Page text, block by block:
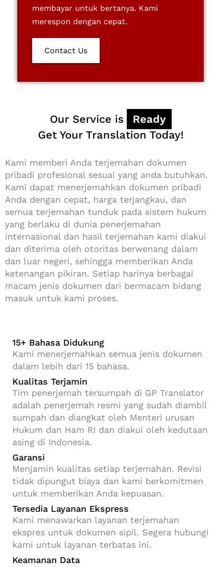
membayar untuk bertanya. Kami
merespon dengan cepat.
Contact Us
Our Service is
Fast
Get Your Translation Today!
Kami memberi Anda terjemahan dokumen
pribadi profesional sesuai yang anda butuhkan.
Kami dapat menerjemahkan dokumen pribadi
Anda dengan cepat, harga terjangkau, dan
semua terjemahan tunduk pada sistem hukum
yang berlaku di dunia penerjemahan
internasional dan hasil terjemahan kami diakui
dan diterima oleh otoritas berwenang dalam
dan luar negeri, sehingga memberikan Anda
ketenangan pikiran. Setiap harinya berbagai
macam jenis dokumen dari bermacam bidang
masuk untuk kami proses.
15+ Bahasa Didukung
Kami menerjemahkan semua jenis dokumen
dalam lebih dari 15 bahasa.
Kualitas Terjamin
Tim penerjemah tersumpah di GP Translator
adalah penerjemah resmi yang sudah diambil
sumpah dan diangkat oleh Menteri urusan
Hukum dan Ham RI dan diakui oleh kedutaan
asing di Indonesia.
Garansi
Menjamin kualitas setiap terjemahan. Revisi
tidak dipungut biaya dan kami berkomitmen
untuk memberikan Anda kepuasan.
Tersedia Layanan Ekspress
Kami menawarkan layanan terjemahan
ekspres untuk dokumen sipil. Segera hubungi
kami untuk layanan terbatas ini.
Keamanan Data